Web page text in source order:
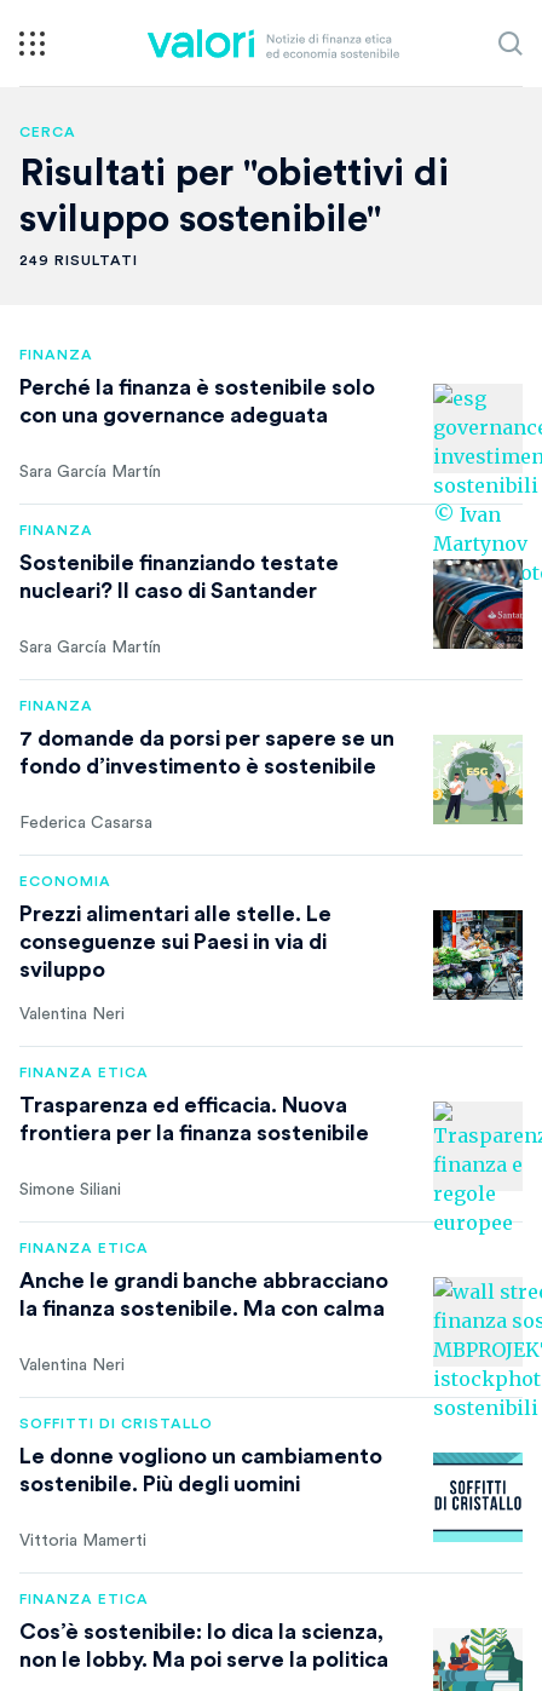
CERCA
Risultati per "obiettivi di
sviluppo sostenibile"
249 RISULTATI
FINANZA
Perché la finanza è sostenibile solo
con una governance adeguata
Sara García Martín
FINANZA
Sostenibile finanziando testate
nucleari? Il caso di Santander
Sara García Martín
FINANZA
7 domande da porsi per sapere se un
fondo d’investimento è sostenibile
Federica Casarsa
ECONOMIA
Prezzi alimentari alle stelle. Le
conseguenze sui Paesi in via di
sviluppo
Valentina Neri
FINANZA ETICA
Trasparenza ed efficacia. Nuova
frontiera per la finanza sostenibile
Simone Siliani
FINANZA ETICA
Anche le grandi banche abbracciano
la finanza sostenibile. Ma con calma
Valentina Neri
SOFFITTI DI CRISTALLO
Le donne vogliono un cambiamento
sostenibile. Più degli uomini
Vittoria Mamerti
FINANZA ETICA
Cos’è sostenibile: lo dica la scienza,
non le lobby. Ma poi serve la politica